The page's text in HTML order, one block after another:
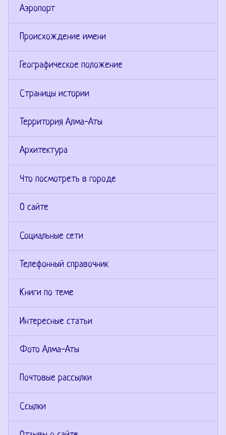
Аэропорт
Происхождение имени
Географическое положение
Страницы истории
Территория Алма-Аты
Архитектура
Что посмотреть в городе
О сайте
Социальные сети
Телефонный справочник
Книги по теме
Интересные статьи
Фото Алма-Аты
Почтовые рассылки
Ссылки